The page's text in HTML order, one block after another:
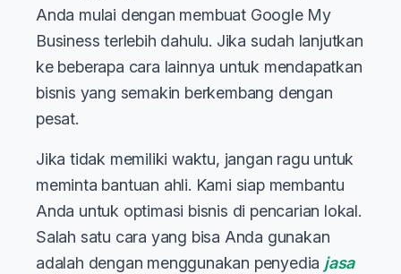
Anda mulai dengan membuat Google My
Business terlebih dahulu. Jika sudah lanjutkan
ke beberapa cara lainnya untuk mendapatkan
bisnis yang semakin berkembang dengan
pesat.
Jika tidak memiliki waktu, jangan ragu untuk
meminta bantuan ahli. Kami siap membantu
Anda untuk optimasi bisnis di pencarian lokal.
Salah satu cara yang bisa Anda gunakan
adalah dengan menggunakan penyedia jasa